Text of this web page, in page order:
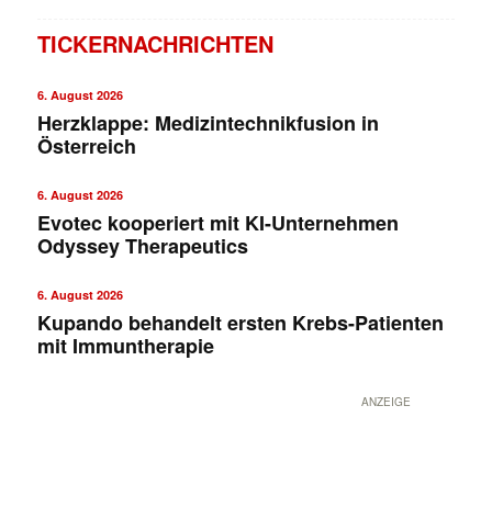
TICKERNACHRICHTEN
6. August 2026
Herzklappe: Medizintechnikfusion in
Österreich
6. August 2026
Evotec kooperiert mit KI-Unternehmen
Odyssey Therapeutics
6. August 2026
Kupando behandelt ersten Krebs-Patienten
mit Immuntherapie
ANZEIGE